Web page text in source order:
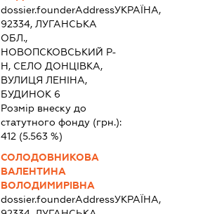
dossier.founderAddressУКРАЇНА,
92334, ЛУГАНСЬКА
ОБЛ.,
НОВОПСКОВСЬКИЙ Р-
Н, СЕЛО ДОНЦІВКА,
ВУЛИЦЯ ЛЕНІНА,
БУДИНОК 6
Розмір внеску до
статутного фонду (грн.):
412 (5.563 %)
СОЛОДОВНИКОВА
ВАЛЕНТИНА
ВОЛОДИМИРІВНА
dossier.founderAddressУКРАЇНА,